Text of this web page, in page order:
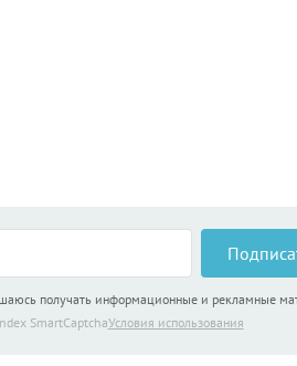
получать информационные и рекламные
SmartCaptchaУсловия использования